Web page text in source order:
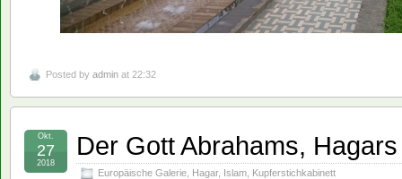
Posted by admin at 22:32
Der Gott Abrahams,
Europäische Galerie Hagar, Islam Kupferstichkabinett
Okt.
27
2018